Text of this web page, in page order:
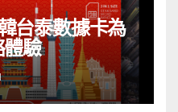
台泰數據卡為
驗